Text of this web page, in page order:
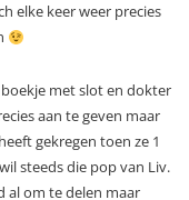
elke keer weer precies
met slot en dokter
aan te geven maar
gekregen toen ze 1
steeds die pop van Liv.
al om te delen maar